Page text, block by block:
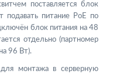
поставляется блок
питание PoE по
блок питания на 48
отдельно (партномер
96 Вт).
монтажа в серверную